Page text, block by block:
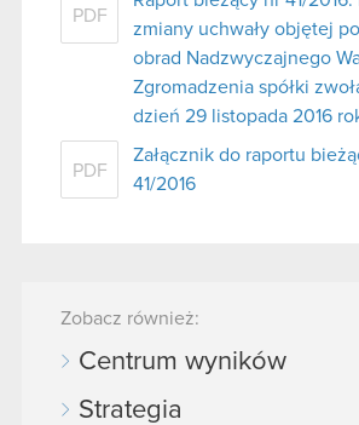
PDF
zmiany uchwały objętej
obrad Nadzwyczajnego
Zgromadzenia spółki
dzień 29 listopada 2016
PDF
Załącznik do raportu
41/2016
Zobacz również:
Centrum wyników
Strategia